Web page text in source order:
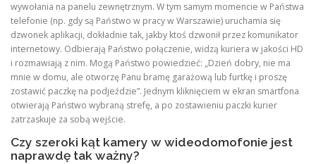
wywołania na panelu zewnętrznym. W tym samym momencie w Państwa
telefonie (np. gdy są Państwo w pracy w Warszawie) uruchamia się
dzwonek aplikacji, dokładnie tak, jakby ktoś dzwonił przez komunikator
internetowy. Odbierają Państwo połączenie, widzą kuriera w jakości HD
i rozmawiają z nim. Mogą Państwo powiedzieć: „Dzień dobry, nie ma
mnie w domu, ale otworzę Panu bramę garażową lub furtkę i proszę
zostawić paczkę na podjeździe”. Jednym kliknięciem w ekran smartfona
otwierają Państwo wybraną strefę, a po zostawieniu paczki kurier
zatrzaskuje za sobą wejście.
Czy szeroki kąt kamery w wideodomofonie jest
naprawdę tak ważny?